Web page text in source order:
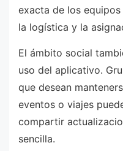
exacta de los
la logística y la
El ámbito social
uso del aplicativo.
que desean
eventos o viajes
compartir
sencilla.